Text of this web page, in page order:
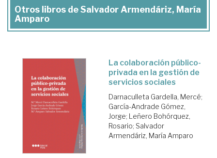
Otros libros de Salvador Armendáriz, María
Amparo
La colaboración público-
privada en la gestión de
servicios sociales
Darnaculleta Gardella, Mercé;
García-Andrade Gómez,
Jorge; Leñero Bohórquez,
Rosario; Salvador
Armendáriz, María Amparo